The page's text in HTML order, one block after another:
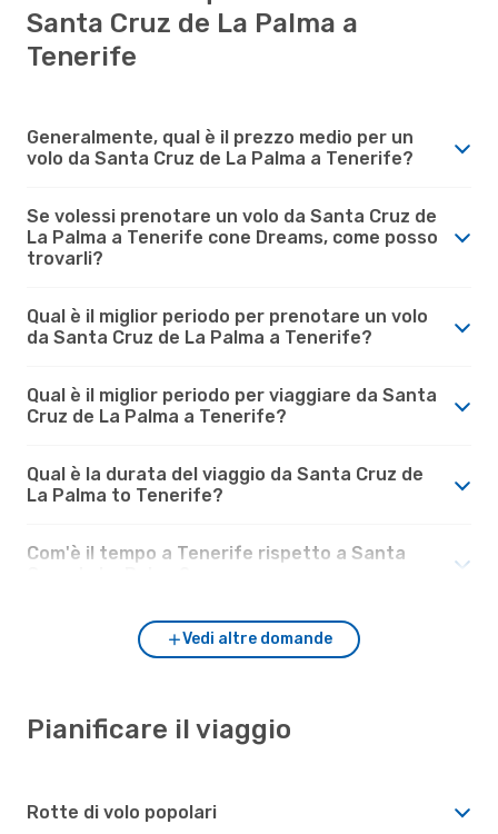
Santa Cruz de La Palma a
Tenerife
Generalmente, qual è il prezzo medio per un
volo da Santa Cruz de La Palma a Tenerife?
Se volessi prenotare un volo da Santa Cruz de
La Palma a Tenerife cone Dreams, come posso
trovarli?
Qual è il miglior periodo per prenotare un volo
da Santa Cruz de La Palma a Tenerife?
Qual è il miglior periodo per viaggiare da Santa
Cruz de La Palma a Tenerife?
Qual è la durata del viaggio da Santa Cruz de
La Palma to Tenerife?
Com'è il tempo a Tenerife rispetto a Santa
Vedi altre domande
Pianificare il viaggio
Rotte di volo popolari